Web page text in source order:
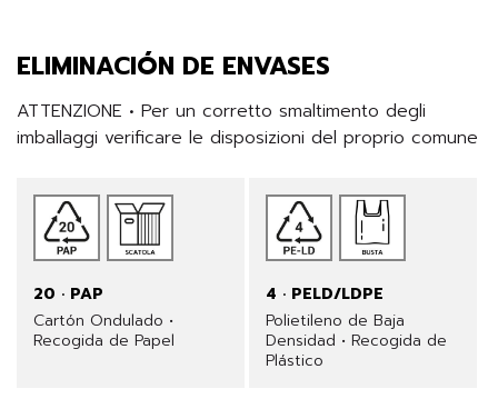
ELIMINACIÓN DE ENVASES
ATTENZIONE • Per un corretto smaltimento degli
imballaggi verificare le disposizioni del proprio comune
20 · PAP
Cartón Ondulado •
Recogida de Papel
4 · PELD/LDPE
Polietileno de Baja
Densidad • Recogida de
Plástico